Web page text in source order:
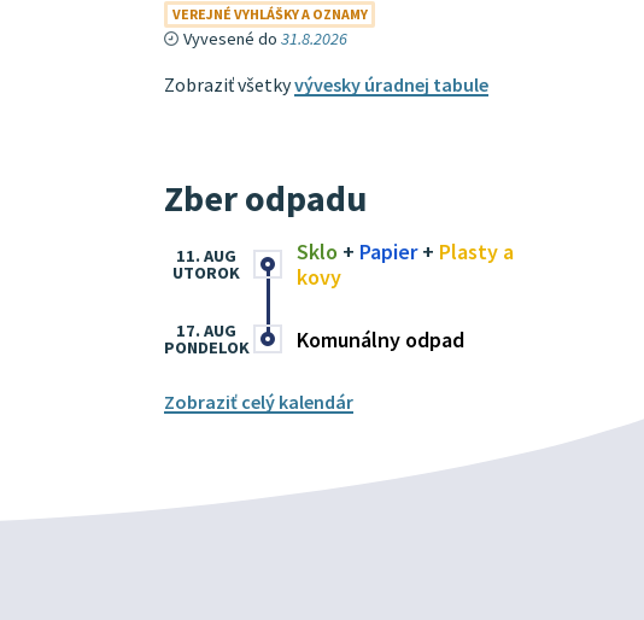
VEREJNÉ VYHLÁŠKY A OZNAMY
Vyvesené do 31.8.2026
Zobraziť všetkyvývesky úradnej tabule
Zber odpadu
Sklo + Papier+ Plasty a
kovy
11. AUG
UTOROK
Komunálny odpad
17. AUG
PONDELOK
Zobraziť celý kalendár